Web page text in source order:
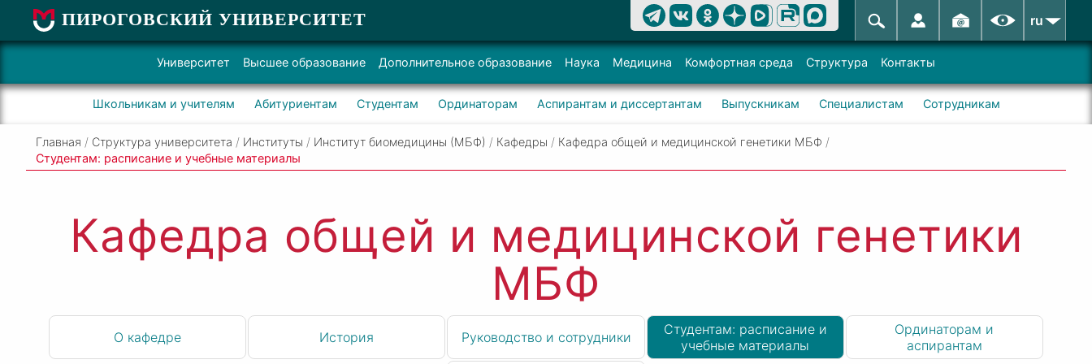
ПИРОГОВСКИЙ УНИВЕРСИТЕТ ru
Университет Высшее образование Дополнительное образование Наука Медицина Комфортная среда Структура Контакты
Школьникам и учителям Абитуриентам Студентам Ординаторам Аспирантам и диссертантам Выпускникам Специалистам Сотрудникам
Главная / Структура университета / Институты / Институт биомедицины (МБФ) / Кафедры / Кафедра общей и медицинской генетики МБФ /
Студентам: расписание и учебные материалы
Кафедра общей и медицинской генетики
МБФ
О кафедре История Руководство и сотрудники
Студентам: расписание и
учебные материалы
Ординаторам и
аспирантам